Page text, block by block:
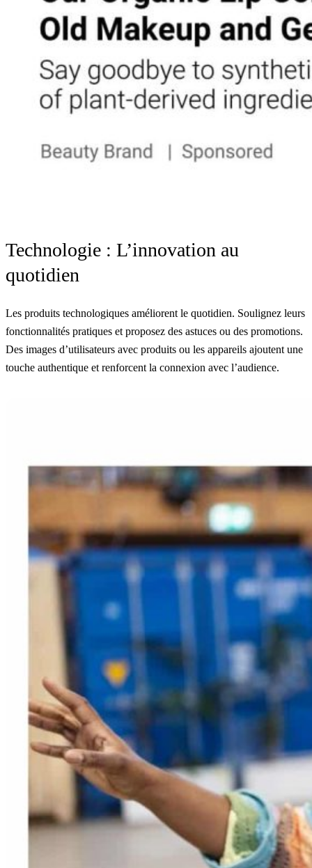
Technologie : L’innovation au
quotidien
Les produits technologiques améliorent le quotidien. Soulignez leurs
fonctionnalités pratiques et proposez des astuces ou des promotions.
Des images d’utilisateurs avec produits ou les appareils ajoutent une
touche authentique et renforcent la connexion avec l’audience.